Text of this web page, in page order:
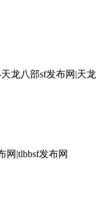
龙八部sf发布网|天龙
网|tlbbsf发布网